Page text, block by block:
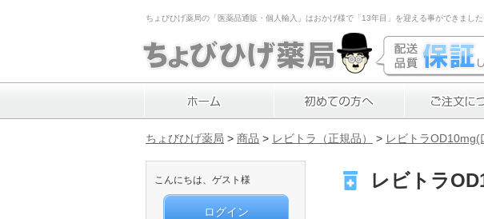
ちょびひげ薬局の「医薬品通販・個人輸入」はおかげ様で「13年目」を迎える事ができまし
ちょびひげ薬局 > 商品 > レビトラ（正規品） > レビトラ
レビトラ
こんにちは、ゲスト様
ログイン